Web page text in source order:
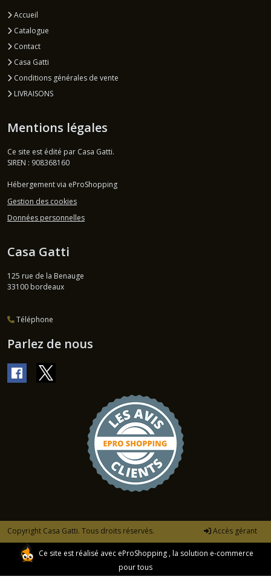
Accueil
Catalogue
Contact
Casa Gatti
Conditions générales de vente
LIVRAISONS
Mentions légales
Ce site est édité par Casa Gatti.
SIREN : 908368160
Hébergement via eProShopping
Gestion des cookies
Données personnelles
Casa Gatti
125 rue de la Benauge
33100 bordeaux
Téléphone
Parlez de nous
Copyright Casa Gatti. Tous droits réservés. Accès gérant
Ce site est réalisé avec eProShopping , la solution e-commerce
pour tous